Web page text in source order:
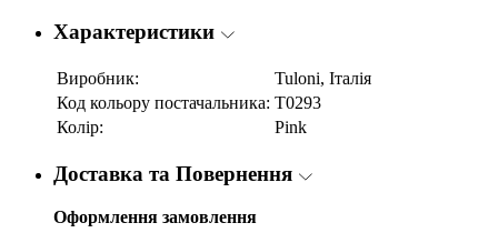
Характеристики
Виробник:
Tuloni, Італія
Код кольору постачальника: T0293
Колір:
Pink
Доставка та Повернення
Оформлення замовлення